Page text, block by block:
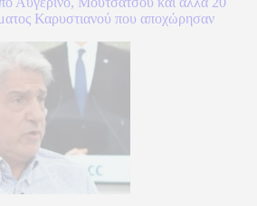
Καρυστιανού που αποχώρησαν